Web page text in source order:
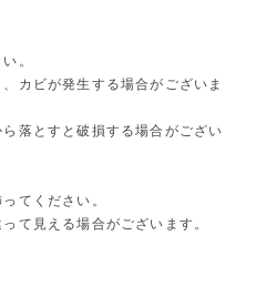
。
カビが発生する場合がございま
落とすと破損する場合がござい
てください。
て見える場合がございます。